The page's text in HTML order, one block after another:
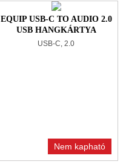
EQUIP USB-C TO AUDIO 2.0
USB HANGKÁRTYA
USB-C, 2.0
Nem kapható